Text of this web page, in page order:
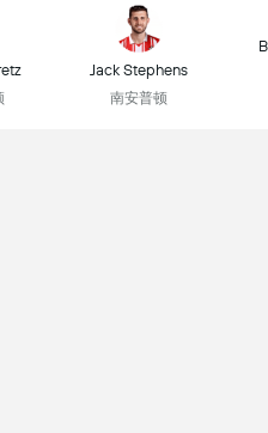
Jack Stephens
南安普顿